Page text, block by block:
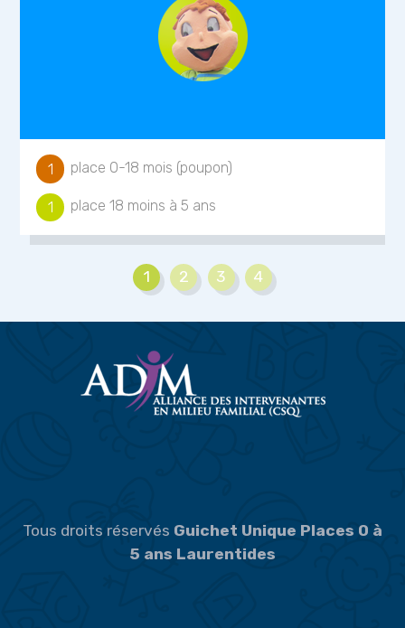
1 place 0-18 mois (poupon)
1 place 18 moins à 5 ans
1 2 3 4
Tous droits réservés Guichet Unique Places 0 à
5 ans Laurentides